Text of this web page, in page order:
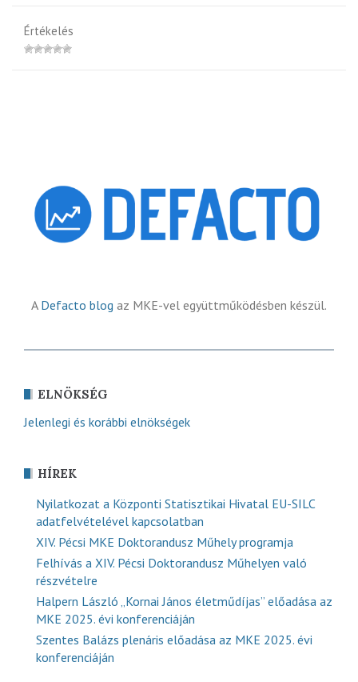
Értékelés
A Defacto blog az MKE-vel együttműködésben készül.
ELNÖKSÉG
Jelenlegi és korábbi elnökségek
HÍREK
Nyilatkozat a Központi Statisztikai Hivatal EU-SILC
adatfelvételével kapcsolatban
XIV. Pécsi MKE Doktorandusz Műhely programja
Felhívás a XIV. Pécsi Doktorandusz Műhelyen való
részvételre
Halpern László „Kornai János életműdíjas” előadása az
MKE 2025. évi konferenciáján
Szentes Balázs plenáris előadása az MKE 2025. évi
konferenciáján